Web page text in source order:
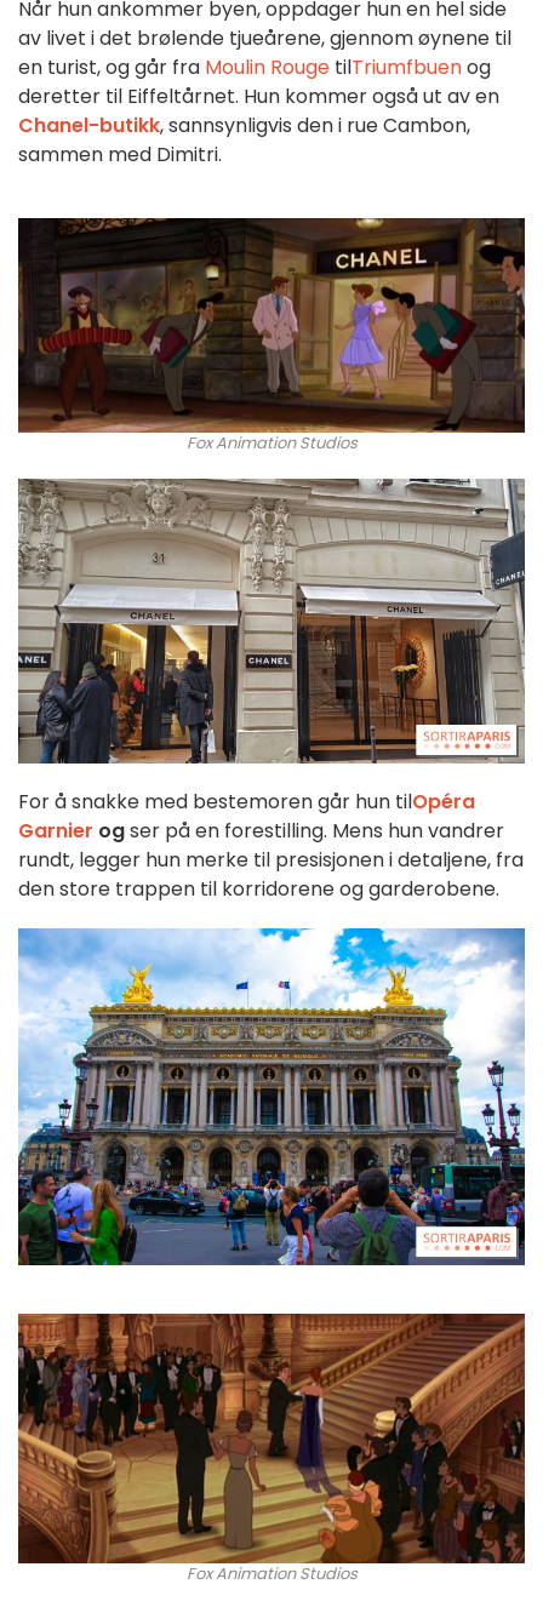
Når hun ankommer byen, oppdager hun en hel side
av livet i det brølende tjueårene, gjennom øynene til
en turist, og går fra Moulin Rouge tilTriumfbuenog
deretter til Eiffeltårnet. Hun kommer også ut av en
Chanel-butikk, sannsynligvis den i rue Cambon,
sammen med Dimitri.
Fox Animation Studios
For å snakke med bestemoren går hun tilOpéra
Garnier ogser på en forestilling. Mens hun vandrer
rundt, legger hun merke til presisjonen i detaljene, fra
den store trappen til korridorene og garderobene.
Fox Animation Studios